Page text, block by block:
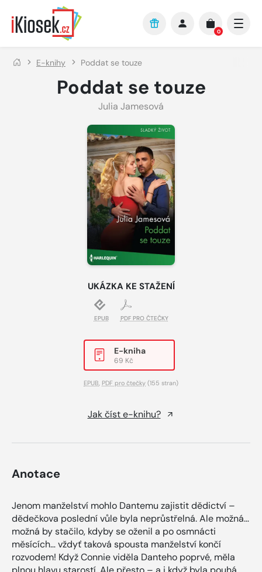
Přejít na hlavní obsah
0
E-knihy Poddat se touze
Poddat se touze
Julia Jamesová
UKÁZKA KE STAŽENÍ
EPUB PDF PRO ČTEČKY
E-kniha
69 Kč
EPUB PDF pro čtečky (155 stran)
Jak číst e-knihu?
Anotace
Jenom manželství mohlo Dantemu zajistit dědictví –
dědečkova poslední vůle byla neprůstřelná. Ale možná…
možná by stačilo, kdyby se oženil a po osmnácti
měsících… vždyť taková spousta manželství končí
rozvodem! Když Connie viděla Danteho poprvé, měla